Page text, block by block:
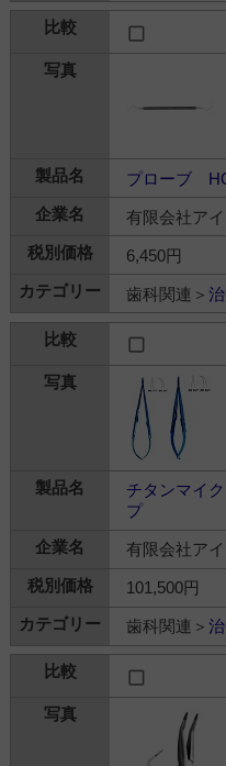
プローブ
有限会社ア
6,450円
歯科関連＞
チタンマイ
プ
有限会社ア
101,500円
歯科関連＞